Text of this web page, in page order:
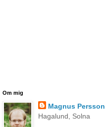
Om mig
Magnus Persson
Hagalund, Solna